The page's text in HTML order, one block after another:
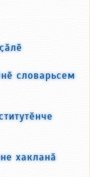
словарьсем
хакланӑ